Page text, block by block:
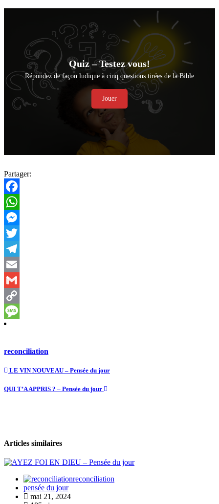
Quiz – Testez vous!
Répondez de façon ludique à cinq questions tirées de la Bible
Jouer
Partager:
Facebook
WhatsApp
Messenger
Twitter
Telegram
Email
Gmail
Copy
Link
Message
reconciliation
LE VIN NOUVEAU – Pensée du jour
QUI T’A APPRIS ? – Pensée du jour
Articles similaires
reconciliation
pensée du jour
mai 21, 2024